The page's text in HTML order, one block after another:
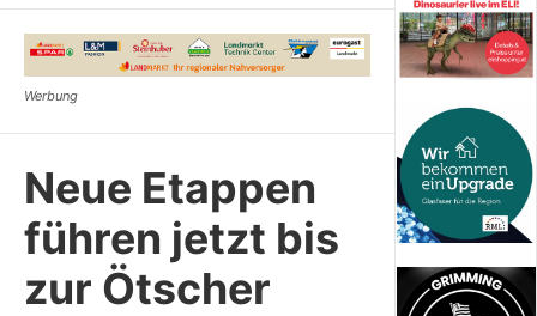
Neue Etappen
führen jetzt bis
zur Ötscher